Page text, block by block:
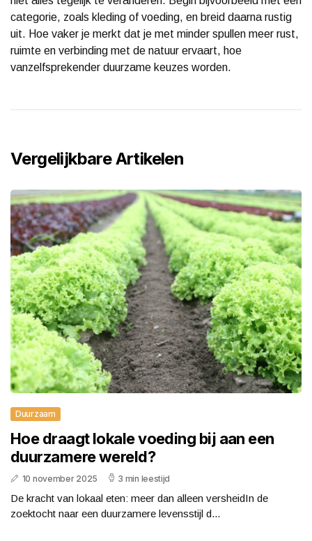
categorie, zoals kleding of voeding, en breid daarna rustig
uit. Hoe vaker je merkt dat je met minder spullen meer rust,
ruimte en verbinding met de natuur ervaart, hoe
vanzelfsprekender duurzame keuzes worden.
Vergelijkbare Artikelen
Duurzaam
Hoe draagt lokale voeding bij aan een
duurzamere wereld?
10 november 2025 3 min leestijd
De kracht van lokaal eten: meer dan alleen versheidIn de
zoektocht naar een duurzamere levensstijl d...